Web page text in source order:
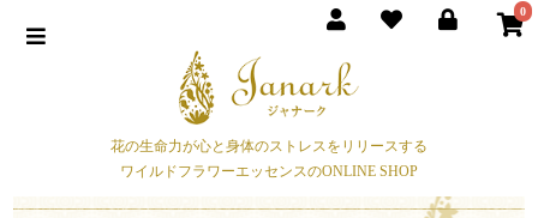
0
花の生命力が心と身体のストレスをリリースする
ワイルドフラワーエッセンスのONLINE SHOP